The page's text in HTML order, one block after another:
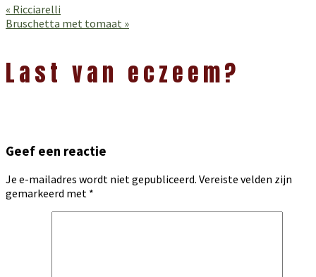
Vorig
bericht:
« Ricciarelli
Volgend
Bruschetta met tomaat »
Interacties
Last van eczeem?
Geef een reactie
Je e-mailadres wordt niet gepubliceerd. Vereiste velden zijn
gemarkeerd met *